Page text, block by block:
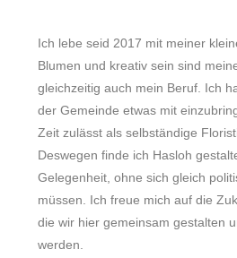
Ich lebe seid 2017 mit meiner
Blumen und kreativ sein sind
gleichzeitig auch mein Beruf. Ich
der Gemeinde etwas mit
Zeit zulässt als selbständige
Deswegen finde ich Hasloh
Gelegenheit, ohne sich gleich
müssen. Ich freue mich auf die
die wir hier gemeinsam gestalten
werden.